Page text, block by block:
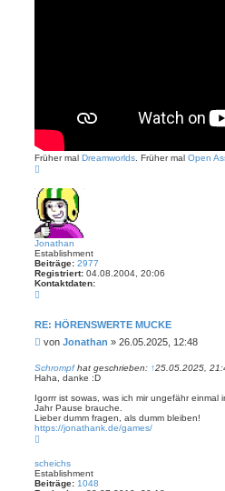
Früher mal Dreamworlds . Früher mal Open
c
h
o
b
e
n
Jonathan
Establishment
Beiträge: 2977
Registriert: 04.08.2004, 20:06
Kontaktdaten:
t
k
a
t
n
v
o
n
n
a
t
RE: HÖRENSWERTE MUCKE
B
i
t
a
g
von Jonathan » 26.05.2025, 12:48
Schrompfhat geschrieben: ↑25.05.2025,
Haha, danke :D
Igorrr ist sowas, was ich mir ungefähr
Jahr Pause brauche.
Lieber dumm fragen, als dumm bleiben!
https://jonathank.de/games/
h
o
b
scheichs
Establishment
Beiträge: 1048